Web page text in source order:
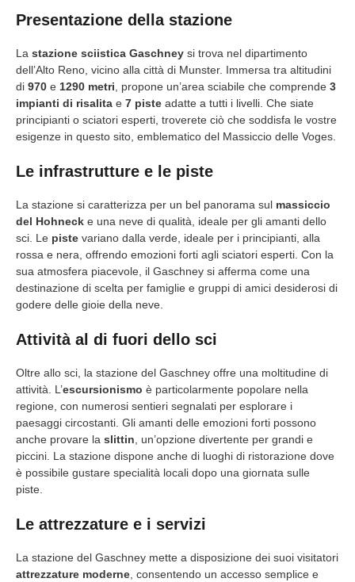
Presentazione della stazione
La stazione sciistica Gaschney si trova nel dipartimento
dell’Alto Reno, vicino alla città di Munster. Immersa tra altitudini
di 970 e 1290 metri , propone un’area sciabile che comprende 3
impianti di risalita e 7 piste adatte a tutti i livelli. Che siate
principianti o sciatori esperti, troverete ciò che soddisfa le vostre
esigenze in questo sito, emblematico del Massiccio delle Voges.
Le infrastrutture e le piste
La stazione si caratterizza per un bel panorama sul massiccio
del Hohneck e una neve di qualità, ideale per gli amanti dello
sci. Le piste variano dalla verde, ideale per i principianti, alla
rossa e nera, offrendo emozioni forti agli sciatori esperti. Con la
sua atmosfera piacevole, il Gaschney si afferma come una
destinazione di scelta per famiglie e gruppi di amici desiderosi di
godere delle gioie della neve.
Attività al di fuori dello sci
Oltre allo sci, la stazione del Gaschney offre una moltitudine di
attività. L’escursionismo è particolarmente popolare nella
regione, con numerosi sentieri segnalati per esplorare i
paesaggi circostanti. Gli amanti delle emozioni forti possono
anche provare la slittin , un’opzione divertente per grandi e
piccini. La stazione dispone anche di luoghi di ristorazione dove
è possibile gustare specialità locali dopo una giornata sulle
piste.
Le attrezzature e i servizi
La stazione del Gaschney mette a disposizione dei suoi visitatori
attrezzature moderne , consentendo un accesso semplice e